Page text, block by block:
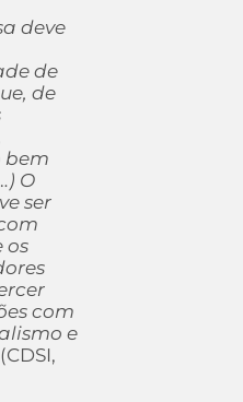
deve
de
de
bem
O
ser
os
com
e